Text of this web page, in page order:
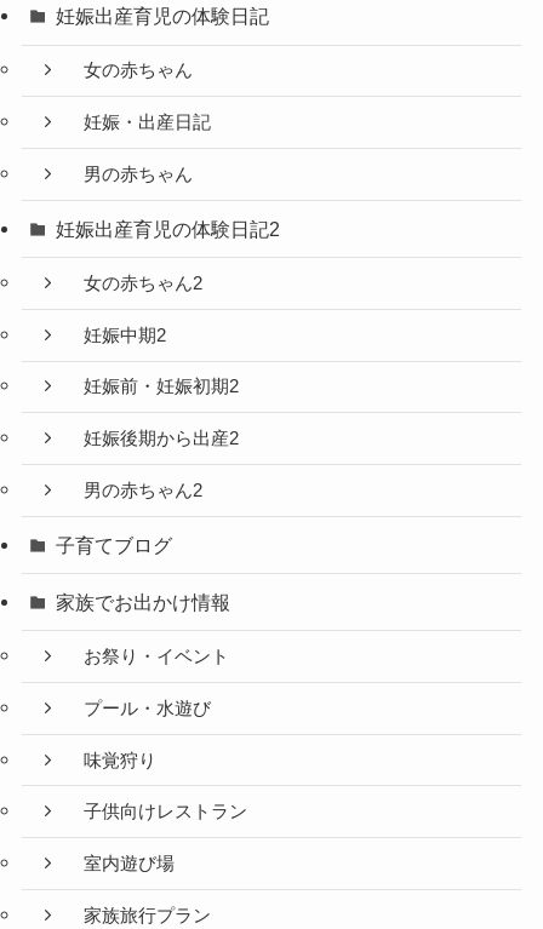
妊娠出産育児の体験日記
女の赤ちゃん
妊娠・出産日記
男の赤ちゃん
妊娠出産育児の体験日記2
女の赤ちゃん2
妊娠中期2
妊娠前・妊娠初期2
妊娠後期から出産2
男の赤ちゃん2
子育てブログ
家族でお出かけ情報
お祭り・イベント
プール・水遊び
味覚狩り
子供向けレストラン
室内遊び場
家族旅行プラン